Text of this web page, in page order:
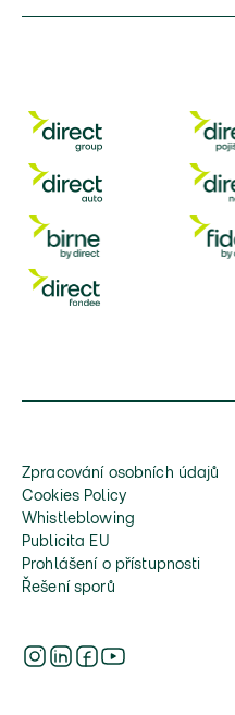
Zpracování osobních údajů
Cookies Policy
Whistleblowing
Publicita EU
Prohlášení o přístupnosti
Řešení sporů